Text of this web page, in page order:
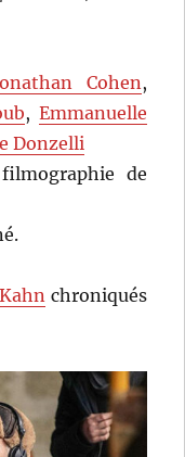
Cohen,
, Emmanuelle
Donzelli
de
chroniqués